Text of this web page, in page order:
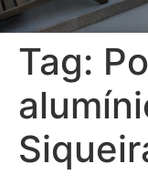
Tag: